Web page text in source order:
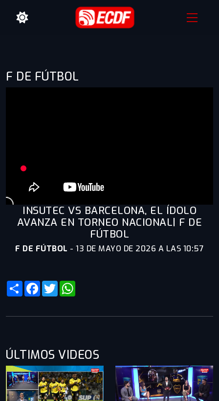
F DE FÚTBOL
INSUTEC VS BARCELONA, EL ÍDOLO
AVANZA EN TORNEO NACIONAL| F DE
FÚTBOL
F DE FÚTBOL - 13 DE MAYO DE 2026 A LAS 10:57
ShareFacebook
Twitter
ÚLTIMOS VIDEOS